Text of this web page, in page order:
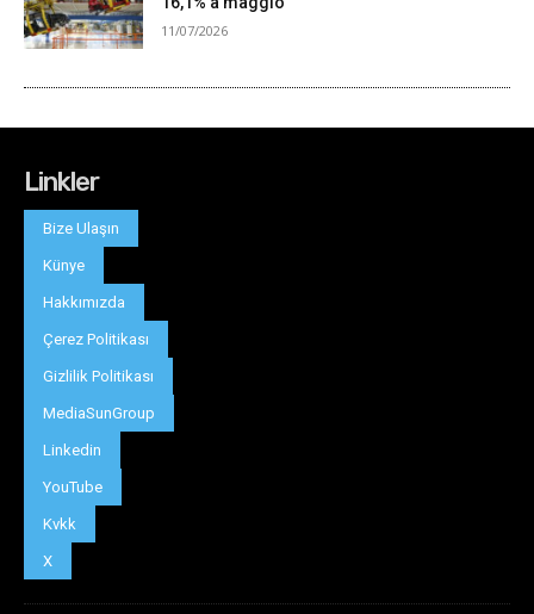
Linkler
Bize Ulaşın
Künye
Hakkımızda
Çerez Politikası
Gizlilik Politikası
MediaSunGroup
Linkedin
YouTube
Kvkk
X